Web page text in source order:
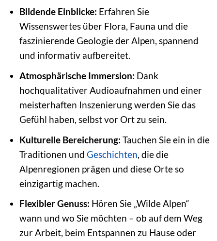
Bildende Einblicke: Erfahren Sie
Wissenswertes über Flora, Fauna und die
faszinierende Geologie der Alpen, spannend
und informativ aufbereitet.
Atmosphärische Immersion: Dank
hochqualitativer Audioaufnahmen und einer
meisterhaften Inszenierung werden Sie das
Gefühl haben, selbst vor Ort zu sein.
Kulturelle Bereicherung: Tauchen Sie ein in die
Traditionen und Geschichten , die die
Alpenregionen prägen und diese Orte so
einzigartig machen.
Flexibler Genuss: Hören Sie „Wilde Alpen“
wann und wo Sie möchten – ob auf dem Weg
zur Arbeit, beim Entspannen zu Hause oder